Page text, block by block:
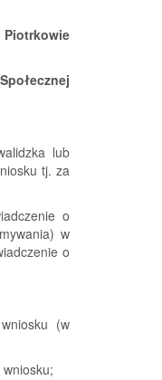
lub
tj. za
o
w
o
(w